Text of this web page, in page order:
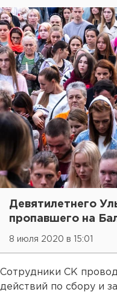
Девятилетнего
пропавшего на
8 июля 2020 в 15:01
Сотрудники СК
действий по сбору и